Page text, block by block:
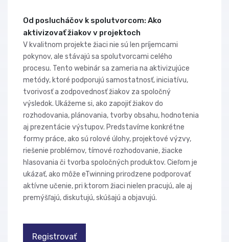
Od poslucháčov k spolutvorcom: Ako
aktivizovať žiakov v projektoch
V kvalitnom projekte žiaci nie sú len príjemcami
pokynov, ale stávajú sa spolutvorcami celého
procesu. Tento webinár sa zameria na aktivizujúce
metódy, ktoré podporujú samostatnosť, iniciatívu,
tvorivosť a zodpovednosť žiakov za spoločný
výsledok. Ukážeme si, ako zapojiť žiakov do
rozhodovania, plánovania, tvorby obsahu, hodnotenia
aj prezentácie výstupov. Predstavíme konkrétne
formy práce, ako sú rolové úlohy, projektové výzvy,
riešenie problémov, tímové rozhodovanie, žiacke
hlasovania či tvorba spoločných produktov. Cieľom je
ukázať, ako môže eTwinning prirodzene podporovať
aktívne učenie, pri ktorom žiaci nielen pracujú, ale aj
premýšľajú, diskutujú, skúšajú a objavujú.
Registrovať